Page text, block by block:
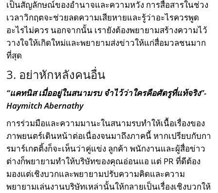
เป็นสัญลักษณ์ของอำนาจและความหวัง การสื่อสารในช่วง
เวลาวิกฤตจะช่วยลดความเสียหายและรู้ว่าอะไรควรพูด
อะไรไม่ควร นอกจากนั้น เรายังต้องพยายามสร้างความไว้
วางใจให้เกิดใหม่และพยายามส่งข่าวให้แก่สื่อมวลชนมาก
ที่สุด
3. อย่าหักหลังคนอื่น
“แคทนิส เมื่ออยู่ในสนามรบ จำไว้ว่าใครคือศัตรูที่แท้จริง”-
Haymitch Abernathy
การร่วมมือและความมานะในสนามรบทำให้เนื้อเรื่องของ
ภาพยนตร์เดินหน้าต่อเนื่องจนมาถึงภาคนี้ หากเปรียบกับกา
รมาร์เกตติ้งก็จะเห็นว่าคู่แข่ง ลูกค้า พนักงานและผู้สื่อข่าว
ต่างก็พยายามทำให้บริษัทของคุณอ่อนแอ แต่ PR ที่ดีต้อง
มองแต่เชิงบวกและพยายามปรับความคิดและความ
พยายามเล่นงานบริษัทเหล่านั้นให้กลายเป็นเรื่องเชิงบวกให้